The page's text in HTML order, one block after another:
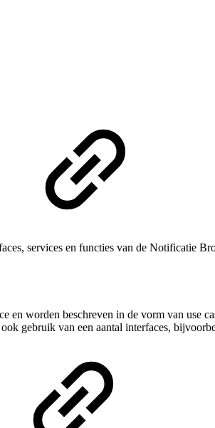
services en functies van de Notificatie
en worden beschreven in de vorm van use
gebruik van een aantal interfaces,